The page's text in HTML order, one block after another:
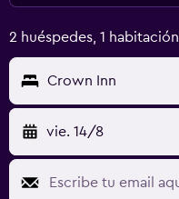
2 huéspedes, 1 habitación
Crown Inn
vie. 14/8